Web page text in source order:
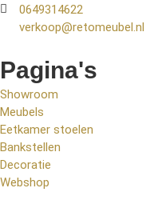
0649314622
verkoop@retomeubel.nl
Pagina's
Showroom
Meubels
Eetkamer stoelen
Bankstellen
Decoratie
Webshop